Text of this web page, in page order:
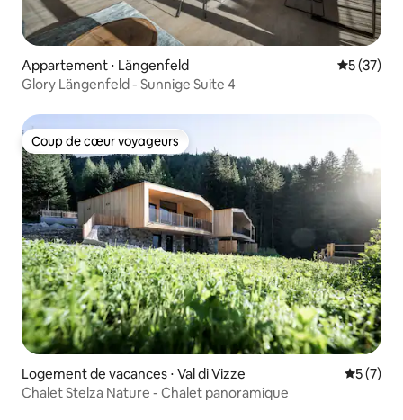
Appartement ⋅ Längenfeld
5 (37)
Glory Längenfeld - Sunnige Suite 4
Coup de cœur voyageurs
Coup de cœur voyageurs
Logement de vacances ⋅ Val di Vizze
5 (7)
Chalet Stelza Nature - Chalet panoramique